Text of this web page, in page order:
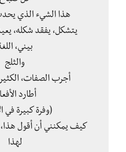
هذا الشيء الذي
يتشكل، يفقد شكله،
بيني،
والثلج
أجرب الصفات،
أطارد
(وفرة كبيرة في
كيف يمكنني أن أقول
لهذا